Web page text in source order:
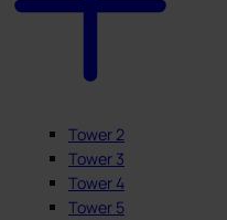
Tower 2
Tower 3
Tower 4
Tower 5